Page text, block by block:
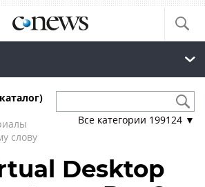
слову
Все категории 199124 ▼
Desktop